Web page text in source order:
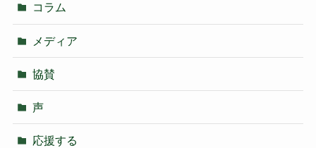
コラム
メディア
協賛
声
応援する